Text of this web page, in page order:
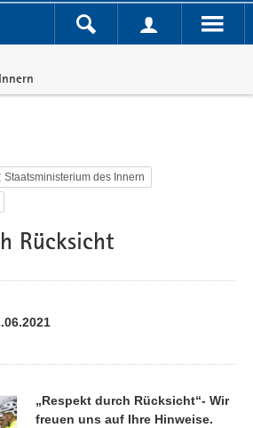
Staatsministerium des Innern
Rücksicht
„Respekt durch Rücksicht“- Wir
freuen uns auf Ihre Hinweise.